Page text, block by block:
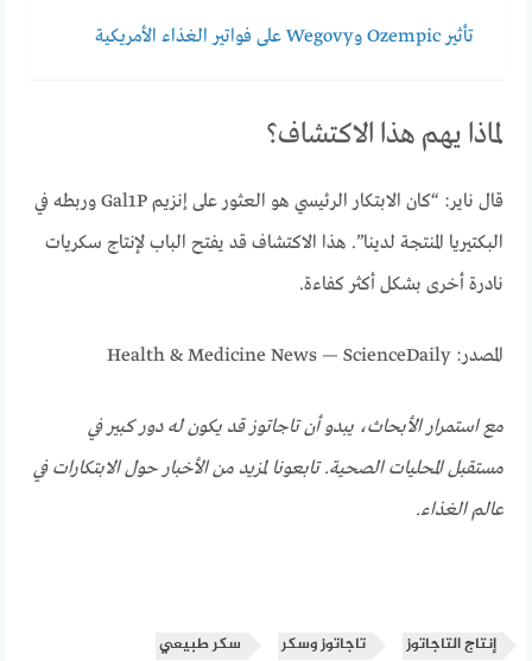
تأثير Ozempic وWegovy على فواتير الغذاء الأمريكية
لماذا يهم هذا الاكتشاف؟
قال ناير: “كان الابتكار الرئيسي هو العثور على إنزيم Gal1P وربطه في
البكتيريا المنتجة لدينا”. هذا الاكتشاف قد يفتح الباب لإنتاج سكريات
نادرة أخرى بشكل أكثر كفاءة.
المصدر: Health & Medicine News — ScienceDaily
مع استمرار الأبحاث، يبدو أن تاجاتوز قد يكون له دور كبير في
مستقبل المحليات الصحية. تابعونا لمزيد من الأخبار حول الابتكارات في
عالم الغذاء.
إنتاج التاجاتوز تاجاتوز وسكر
سكر طبيعي